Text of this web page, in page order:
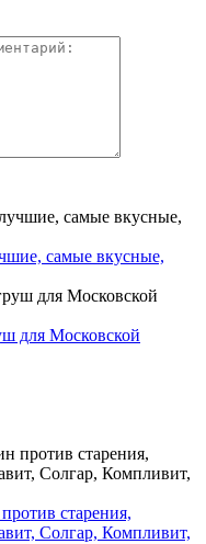
самые вкусные,
для Московской
старения,
Солгар, Компливит,